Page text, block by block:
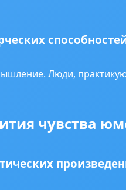
Люди,
чувства